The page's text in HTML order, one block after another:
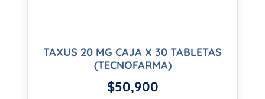
TAXUS 20 MG CAJA X 30 TABLETAS
(TECNOFARMA)
$50,900